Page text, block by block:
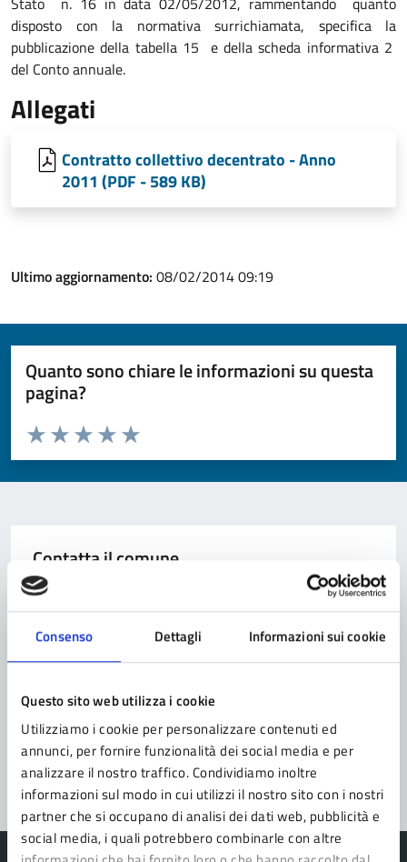
Consenso Dettagli Informazioni sui cookie
Questo sito web utilizza i cookie
Utilizziamo i cookie per personalizzare contenuti ed
annunci, per fornire funzionalità dei social media e per
analizzare il nostro traffico. Condividiamo inoltre
informazioni sul modo in cui utilizzi il nostro sito con i nostri
partner che si occupano di analisi dei dati web, pubblicità e
social media, i quali potrebbero combinarle con altre
disposto con la normativa surrichiamata, specifica la
pubblicazione della tabella 15 e della scheda informativa 2
del Conto annuale.
Allegati
Contratto collettivo decentrato - Anno
2011 (PDF - 589 KB)
Ultimo aggiornamento: 08/02/2014 09:19
Quanto sono chiare le informazioni su questa
pagina?
Valuta da 1 a 5 stelle la pagina
Valuta 5 stelle su 5
Valuta 4 stelle su 5
Valuta 3 stelle su 5
Valuta 2 stelle su 5
Valuta 1 stelle su 5
Contatta il comune
Richiedi assistenza
Problemi in città
Segnala disservizio